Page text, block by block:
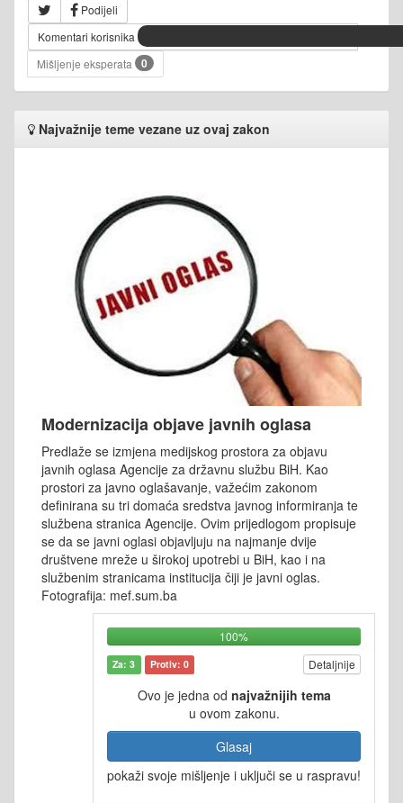
Podijeli
Komentari korisnika
Mišljenje eksperata
0
Najvažnije teme vezane uz ovaj zakon
Modernizacija objave javnih oglasa
Predlaže se izmjena medijskog prostora za objavu
javnih oglasa Agencije za državnu službu BiH. Kao
prostori za javno oglašavanje, važećim zakonom
definirana su tri domaća sredstva javnog informiranja te
službena stranica Agencije. Ovim prijedlogom propisuje
se da se javni oglasi objavljuju na najmanje dvije
društvene mreže u širokoj upotrebi u BiH, kao i na
službenim stranicama institucija čiji je javni oglas.
Fotografija: mef.sum.ba
100%
Za: 3 Protiv: 0 Detaljnije
Ovo je jedna od najvažnijih tema
u ovom zakonu.
Glasaj
pokaži svoje mišljenje i uključi se u raspravu!